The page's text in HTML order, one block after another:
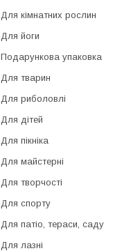
Для кімнатних рослин
Для йоги
Подарункова упаковка
Для тварин
Для риболовлі
Для дітей
Для пікніка
Для майстерні
Для творчості
Для спорту
Для патіо, тераси, саду
Для лазні